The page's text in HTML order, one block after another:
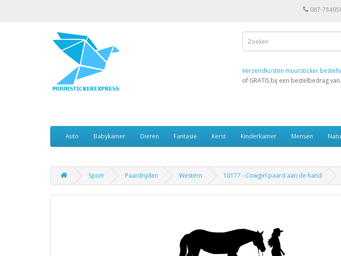
087-
Verzendkosten muursticker
of GRATIS bij een bestelbedrag
Auto Babykamer Dieren Fantasie Kerst Kinderkamer Mensen
Sport Paardrijden Western 10177 - Cowgirl paard aan de hand